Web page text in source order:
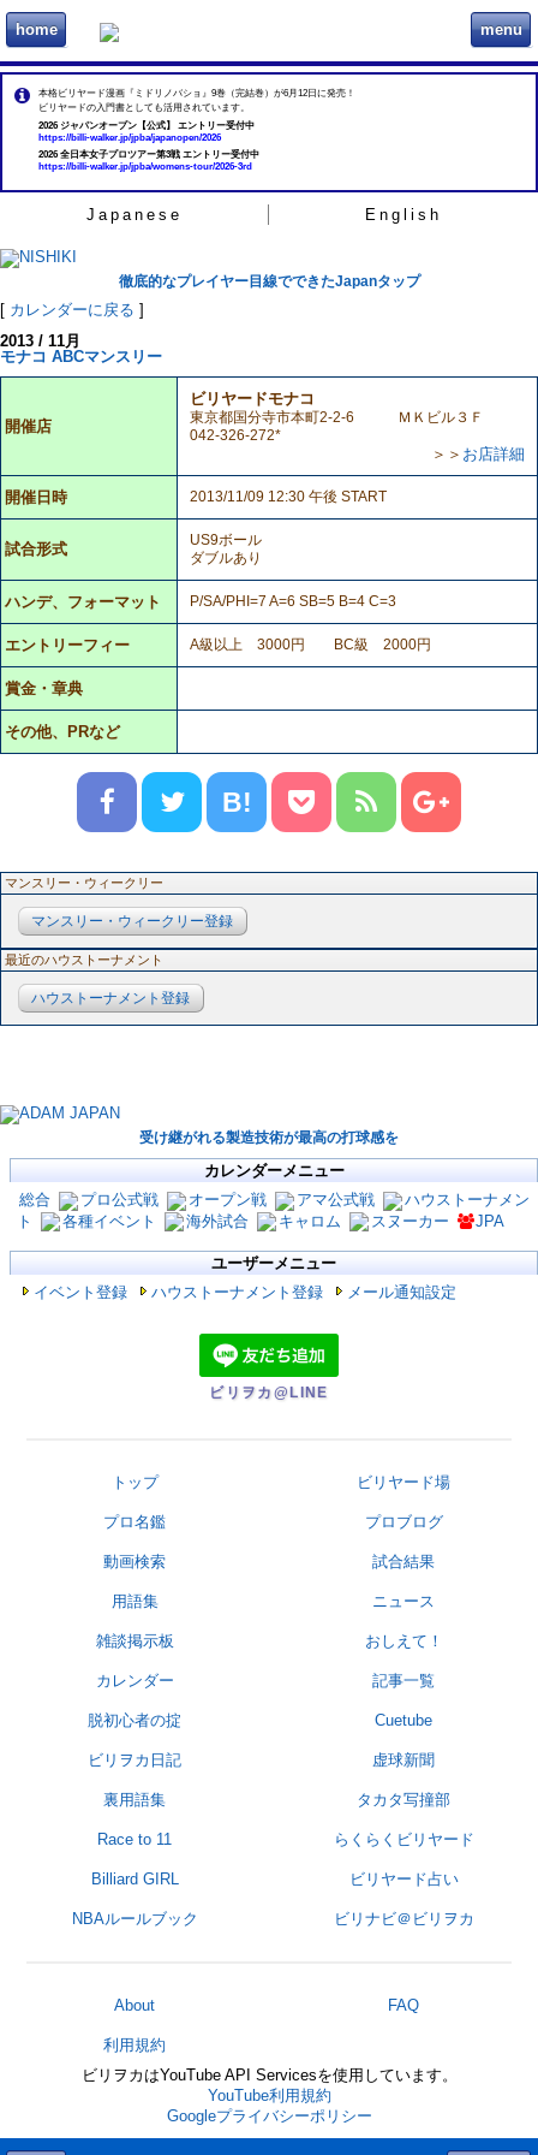
home ビリヲカ menu
本格ビリヤード漫画『ミドリノバショ』9巻（完結巻）が6月12日に発売！
ビリヤードの入門書としても活用されています。
2026 ジャパンオープン【公式】 エントリー受付中
https://billi-walker.jp/jpba/japanopen/2026
2026 全日本女子プロツアー第3戦 エントリー受付中
https://billi-walker.jp/jpba/womens-tour/2026-3rd
Japanese English
徹底的なプレイヤー目線でできたJapanタップ
[ カレンダーに戻る ]
2013 / 11月
モナコ ABCマンスリー
開催店
ビリヤードモナコ
東京都国分寺市本町2-2-6 ＭＫビル３Ｆ
042-326-272*
＞＞ お店詳細
開催日時 2013/11/09 12:30 午後 START
試合形式
US9ボール
ダブルあり
ハンデ、フォーマット P/SA/PHI=7 A=6 SB=5 B=4 C=3
エントリーフィー A級以上 3000円 BC級 2000円
賞金・章典
その他、PRなど
B!
マンスリー・ウィークリー
マンスリー・ウィークリー登録
最近のハウストーナメント
ハウストーナメント登録
受け継がれる製造技術が最高の打球感を
カレンダーメニュー
総合
プロ公式戦 オープン戦 アマ公式戦
ハウストーナメン
ト
各種イベント 海外試合 キャロム スヌーカー JPA
ユーザーメニュー
イベント登録
ハウストーナメント登録 メール通知設定
ビリヲカ@LINE
トップ ビリヤード場
プロ名鑑 プロブログ
動画検索 試合結果
用語集 ニュース
雑談掲示板 おしえて！
カレンダー 記事一覧
脱初心者の掟 Cuetube
ビリヲカ日記 虚球新聞
裏用語集 タカタ写撞部
Race to 11 らくらくビリヤード
Billiard GIRL ビリヤード占い
NBAルールブック ビリナビ＠ビリヲカ
About FAQ
利用規約
ビリヲカはYouTube API Servicesを使用しています。
YouTube利用規約
Googleプライバシーポリシー